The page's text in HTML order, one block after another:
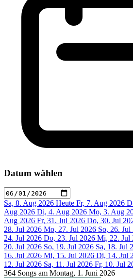
Datum wählen
Sa, 8. Aug 2026 Heute Fr, 7. Aug 2026
Aug 2026 Di, 4. Aug 2026 Mo, 3. Aug
Aug 2026 Fr, 31. Jul 2026 Do, 30. Jul
28. Jul 2026 Mo, 27. Jul 2026 So, 26. Jul
24. Jul 2026 Do, 23. Jul 2026 Mi, 22. Jul
20. Jul 2026 So, 19. Jul 2026 Sa, 18. Jul
16. Jul 2026 Mi, 15. Jul 2026 Di, 14. Jul
12. Jul 2026 Sa, 11. Jul 2026 Fr, 10. Jul
364 Songs am Montag, 1. Juni 2026